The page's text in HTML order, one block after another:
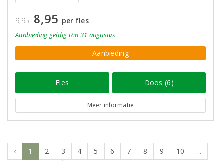
9,95 8,95 per fles
Aanbieding geldig t/m 31 augustus
Aanbieding
Fles Doos (6)
Meer informatie
‹ 1 2 3 4 5 6 7 8 9 10
...